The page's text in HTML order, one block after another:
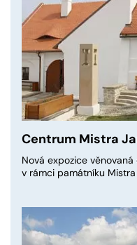
Centrum Mistra
Nová expozice
v rámci památníku